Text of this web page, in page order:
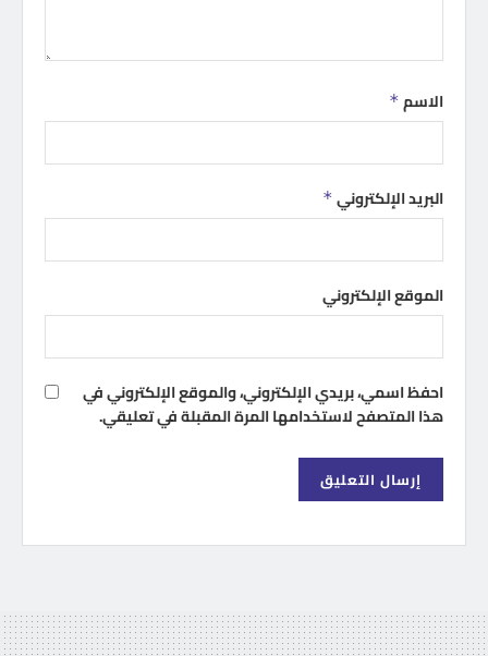
الاسم *
البريد الإلكتروني *
الموقع الإلكتروني
احفظ اسمي، بريدي الإلكتروني، والموقع الإلكتروني في
هذا المتصفح لاستخدامها المرة المقبلة في تعليقي.